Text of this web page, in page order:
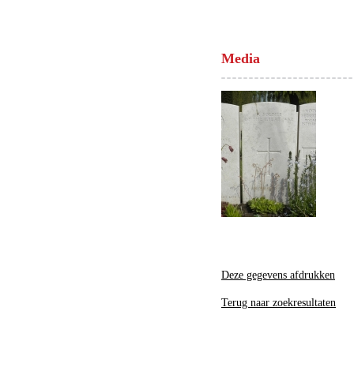
Media
Deze gegevens afdrukken
Terug naar zoekresultaten